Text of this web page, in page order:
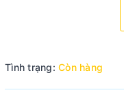
Tình trạng: Còn hàng